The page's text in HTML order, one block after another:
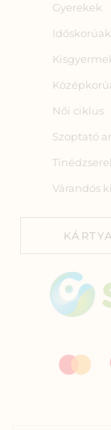
Gyerekek
Időskorúak
Női ciklus
Szoptató
Várandós